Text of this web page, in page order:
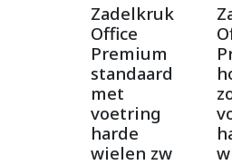
Zadelkruk
Office
Premium
standaard
met
voetring
harde
wielen zw